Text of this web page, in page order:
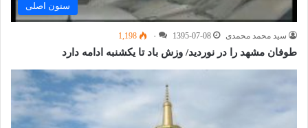
ستون اصلی
سید محمد محمدی 1395-07-08 ۰ 1,198
طوفان مشهد را در نوردید/ وزش باد تا یکشنبه ادامه دارد